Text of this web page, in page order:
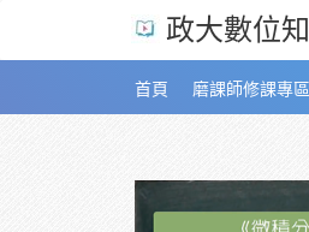
政大數位知
首頁 磨課師修課專區